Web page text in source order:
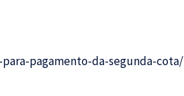
pagamento-da-segunda-cota/